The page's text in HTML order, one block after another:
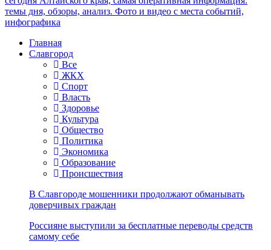
темы дня, обзоры, анализ. Фото и видео с места событий,
инфографика
Главная
Славгород
Все
ЖКХ
Спорт
Власть
Здоровье
Культура
Общество
Политика
Экономика
Образование
Происшествия
В Славгороде мошенники продолжают обманывать
доверчивых граждан
Россияне выступили за бесплатные переводы средств
самому себе